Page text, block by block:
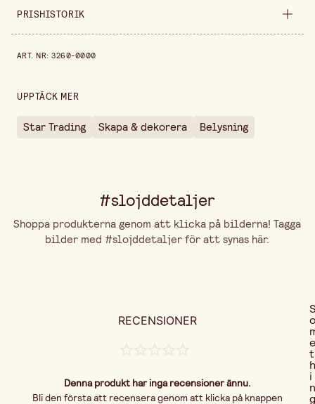
Säljs i styck
PRISHISTORIK
ART. NR:3260-0000
UPPTÄCK MER
Star Trading Skapa & dekorera Belysning
#slojddetaljer
Shoppa produkterna genom att klicka på bilderna! Tagga
bilder med #slojddetaljer för att synas här.
RECENSIONER
Denna produkt har inga recensioner ännu.
Bli den första att recensera genom att klicka på knappen
e
t
h
i
n
g